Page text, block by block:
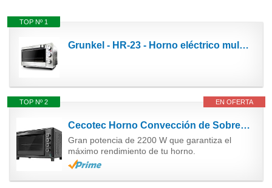
TOP Nº 1
Grunkel - HR-23 - Horno eléctrico multifunción de sobremesa de 23l con 3 funciones de calor y...
EN OFERTA
TOP Nº 2
Cecotec Horno Convección de Sobremesa de 60 Litros Bake&Toast 6090 Black Gyro. 2200 W, Luz...
Gran potencia de 2200 W que garantiza el
máximo rendimiento de tu horno.